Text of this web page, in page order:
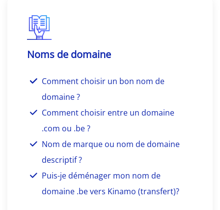
Noms de domaine
Comment choisir un bon nom de
domaine ?
Comment choisir entre un domaine
.com ou .be ?
Nom de marque ou nom de domaine
descriptif ?
Puis-je déménager mon nom de
domaine .be vers Kinamo (transfert)?